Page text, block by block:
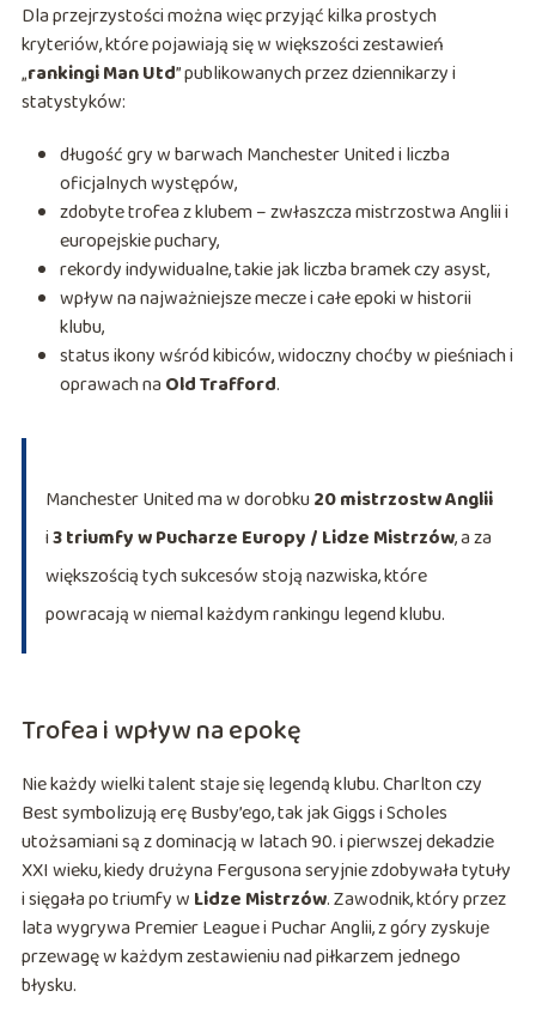
Dla przejrzystości można więc przyjąć kilka prostych
kryteriów, które pojawiają się w większości zestawień
„rankingi Man Utd” publikowanych przez dziennikarzy i
statystyków:
długość gry w barwach Manchester United i liczba
oficjalnych występów,
zdobyte trofea z klubem – zwłaszcza mistrzostwa Anglii i
europejskie puchary,
rekordy indywidualne, takie jak liczba bramek czy asyst,
wpływ na najważniejsze mecze i całe epoki w historii
klubu,
status ikony wśród kibiców, widoczny choćby w pieśniach i
oprawach na Old Trafford.
Manchester United ma w dorobku20 mistrzostw Anglii
i3 triumfy w Pucharze Europy / Lidze Mistrzów, a za
większością tych sukcesów stoją nazwiska, które
powracają w niemal każdym rankingu legend klubu.
Trofea i wpływ na epokę
Nie każdy wielki talent staje się legendą klubu. Charlton czy
Best symbolizują erę Busby’ego, tak jak Giggs i Scholes
utożsamiani są z dominacją w latach 90. i pierwszej dekadzie
XXI wieku, kiedy drużyna Fergusona seryjnie zdobywała tytuły
i sięgała po triumfy w Lidze Mistrzów. Zawodnik, który przez
lata wygrywa Premier League i Puchar Anglii, z góry zyskuje
przewagę w każdym zestawieniu nad piłkarzem jednego
błysku.